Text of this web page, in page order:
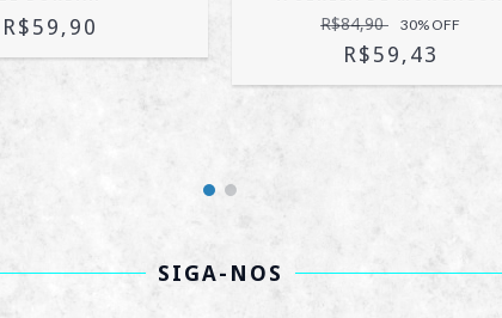
R$59,90 R$84,90 30% OFF
R$59,43
SIGA-NOS